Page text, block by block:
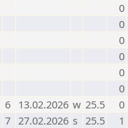
0
0
0
0
0
0
6 13.02.2026 w 25.5 0
7 27.02.2026 s 25.5 1